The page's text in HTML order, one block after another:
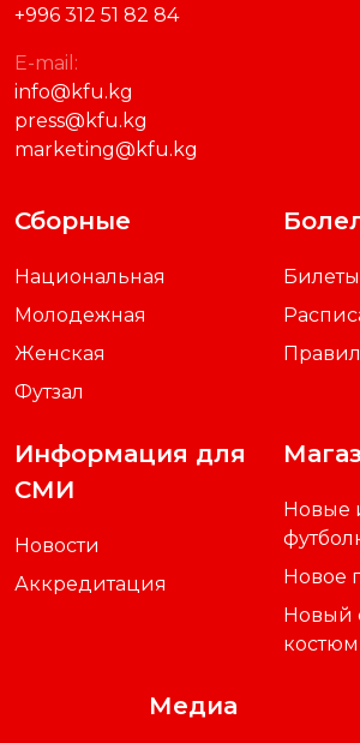
+996 312 51 82 84
E-mail:
info@kfu.kg
press@kfu.kg
marketing@kfu.kg
Сборные
Национальная
Молодежная
Женская
Футзал
Билеты
Информация для
СМИ
Новости
Аккредитация
Новые
Новое
Новый
костюм
Медиа